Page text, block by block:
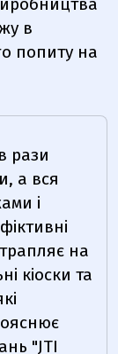
в
попиту на
рази
а вся
і
на
кіоски та
"JTI